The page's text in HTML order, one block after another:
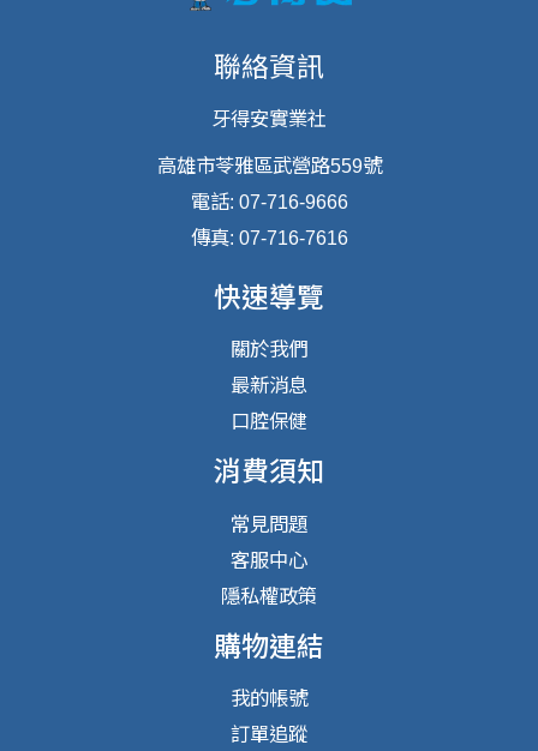
聯絡資訊
牙得安實業社
高雄市苓雅區武營路559號
電話: 07-716-9666
傳真: 07-716-7616
快速導覽
關於我們
最新消息
口腔保健
消費須知
常見問題
客服中心
隱私權政策
購物連結
我的帳號
訂單追蹤